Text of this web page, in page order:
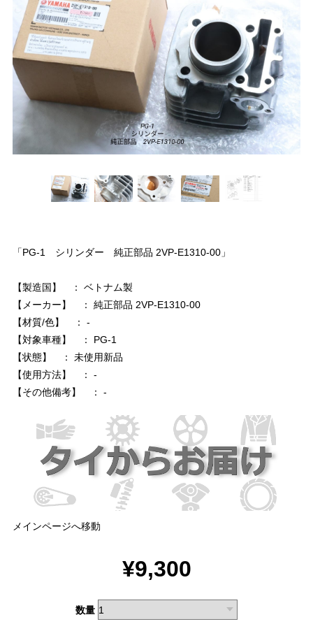
「PG-1 シリンダー 純正部品 2VP-E1310-00」
【製造国】 ： ベトナム製
【メーカー】 ： 純正部品 2VP-E1310-00
【材質/色】 ： -
【対象車種】 ： PG-1
【状態】 ： 未使用新品
【使用方法】 ： -
【その他備考】 ： -
メインページへ移動
¥9,300
数量